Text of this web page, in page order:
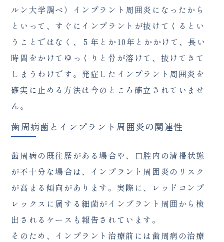
ルン大学調べ）インプラント周囲炎になったから
といって、すぐにインプラントが抜けてくるとい
うことではなく、５年とか10年とかかけて、長い
時間をかけてゆっくりと骨が溶けて、抜けてきて
しまうわけです。発症したインプラント周囲炎を
確実に止める方法は今のところ確立されていませ
ん。
歯周病菌とインプラント周囲炎の関連性
歯周病の既往歴がある場合や、口腔内の清掃状態
が不十分な場合は、インプラント周囲炎のリスク
が高まる傾向があります。実際に、レッドコンプ
レックスに属する細菌がインプラント周囲から検
出されるケースも報告されています。
そのため、インプラント治療前には歯周病の治療